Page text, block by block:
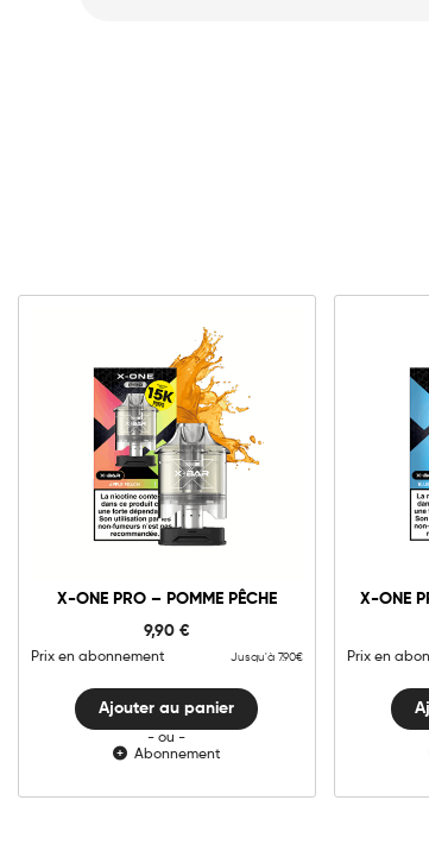
X-ONE PRO – POMME PÊCHE
9,90 €
Prix en abonnement Jusqu'à 7.90€
10mg 20mg
X-
Pomme
quantité
Ajouter au panier
- ou -
Abonnement
X-ONE
Prix en